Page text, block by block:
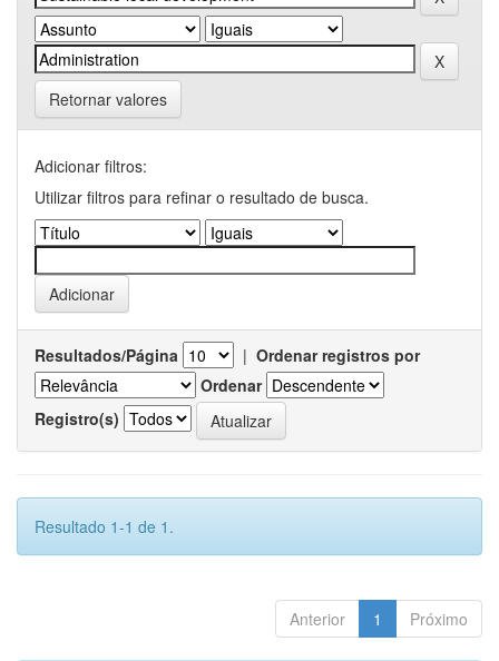
Retornar valores
Adicionar filtros:
Utilizar filtros para refinar o resultado de busca.
Resultados/Página | Ordenar registros por
Ordenar
Registro(s)
Resultado 1-1 de 1.
Anterior 1 Próximo